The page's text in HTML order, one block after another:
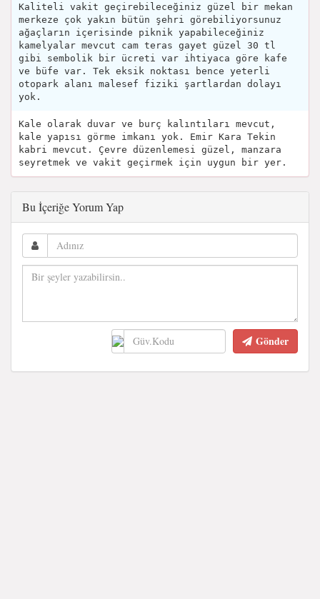
Kaliteli vakit geçirebileceğiniz güzel bir mekan
merkeze çok yakın bütün şehri görebiliyorsunuz
ağaçların içerisinde piknik yapabileceğiniz
kamelyalar mevcut cam teras gayet güzel 30 tl
gibi sembolik bir ücreti var ihtiyaca göre kafe
ve büfe var. Tek eksik noktası bence yeterli
otopark alanı malesef fiziki şartlardan dolayı
yok.
Kale olarak duvar ve burç kalıntıları mevcut,
kale yapısı görme imkanı yok. Emir Kara Tekin
kabri mevcut. Çevre düzenlemesi güzel, manzara
seyretmek ve vakit geçirmek için uygun bir yer.
Bu İçeriğe Yorum Yap
Gönder